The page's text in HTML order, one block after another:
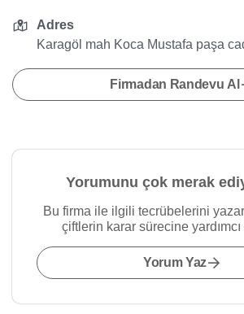
Adres
Karagöl mah Koca Mustafa paşa
Firmadan Randevu Al
Yorumunu çok merak
Bu firma ile ilgili tecrübelerini
çiftlerin karar sürecine
Yorum Yaz